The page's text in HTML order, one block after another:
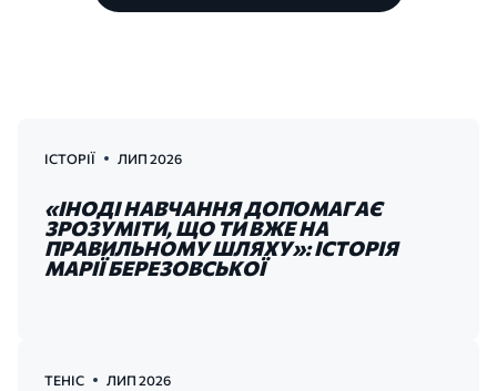
ІСТОРІЇ ЛИП 2026
«ІНОДІ НАВЧАННЯ ДОПОМАГАЄ
ЗРОЗУМІТИ, ЩО ТИ ВЖЕ НА
ПРАВИЛЬНОМУ ШЛЯХУ»: ІСТОРІЯ
МАРІЇ БЕРЕЗОВСЬКОЇ
ТЕНІС ЛИП 2026